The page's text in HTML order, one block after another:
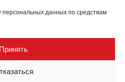
персональных данных по средствам
Принять
(оферта)